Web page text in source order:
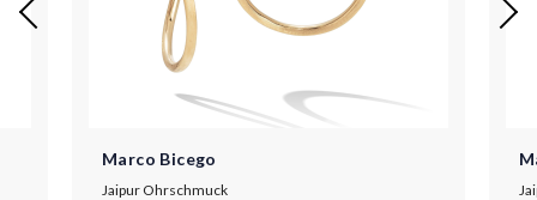
Marco Bicego
Jaipur Ohrschmuck